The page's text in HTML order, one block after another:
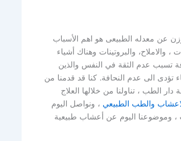
عن معدله الطبيعى هو اهم الأسباب
، والاملاح، والبروتينات وهناك أشياء
تسبب عدم الثقة في النفس والذين
تؤدى الى عدم النحافة. كنا قد قدمنا من
الطب ، تناولنا من خلالها العلاج
والطب الطبيعي ، ونواصل اليوم
، وموضوعنا اليوم عن أعشاب طبيعية